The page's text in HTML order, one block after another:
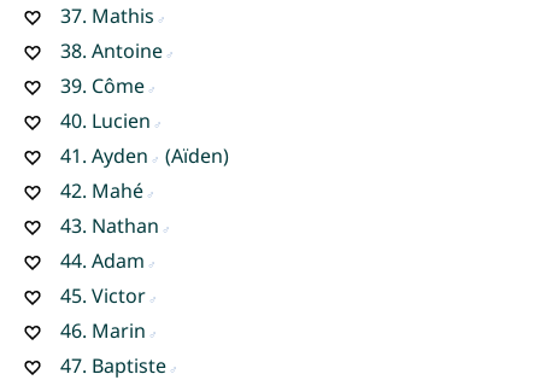
37. Mathis
38. Antoine
39. Côme
40. Lucien
41. Ayden
(Aïden)
42. Mahé
43. Nathan
44. Adam
45. Victor
46. Marin
47. Baptiste